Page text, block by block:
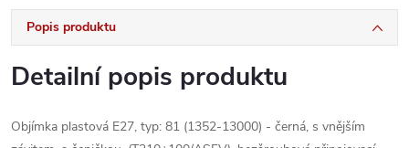
Popis produktu
Detailní popis produktu
Objímka plastová E27, typ: 81 (1352-13000) - černá, s vnějším